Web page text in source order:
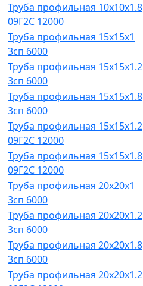
Труба профильная 10х10х1.8
09Г2С 12000
Труба профильная 15х15х1
3сп 6000
Труба профильная 15х15х1.2
3сп 6000
Труба профильная 15х15х1.8
3сп 6000
Труба профильная 15х15х1.2
09Г2С 12000
Труба профильная 15х15х1.8
09Г2С 12000
Труба профильная 20х20х1
3сп 6000
Труба профильная 20х20х1.2
3сп 6000
Труба профильная 20х20х1.8
3сп 6000
Труба профильная 20х20х1.2